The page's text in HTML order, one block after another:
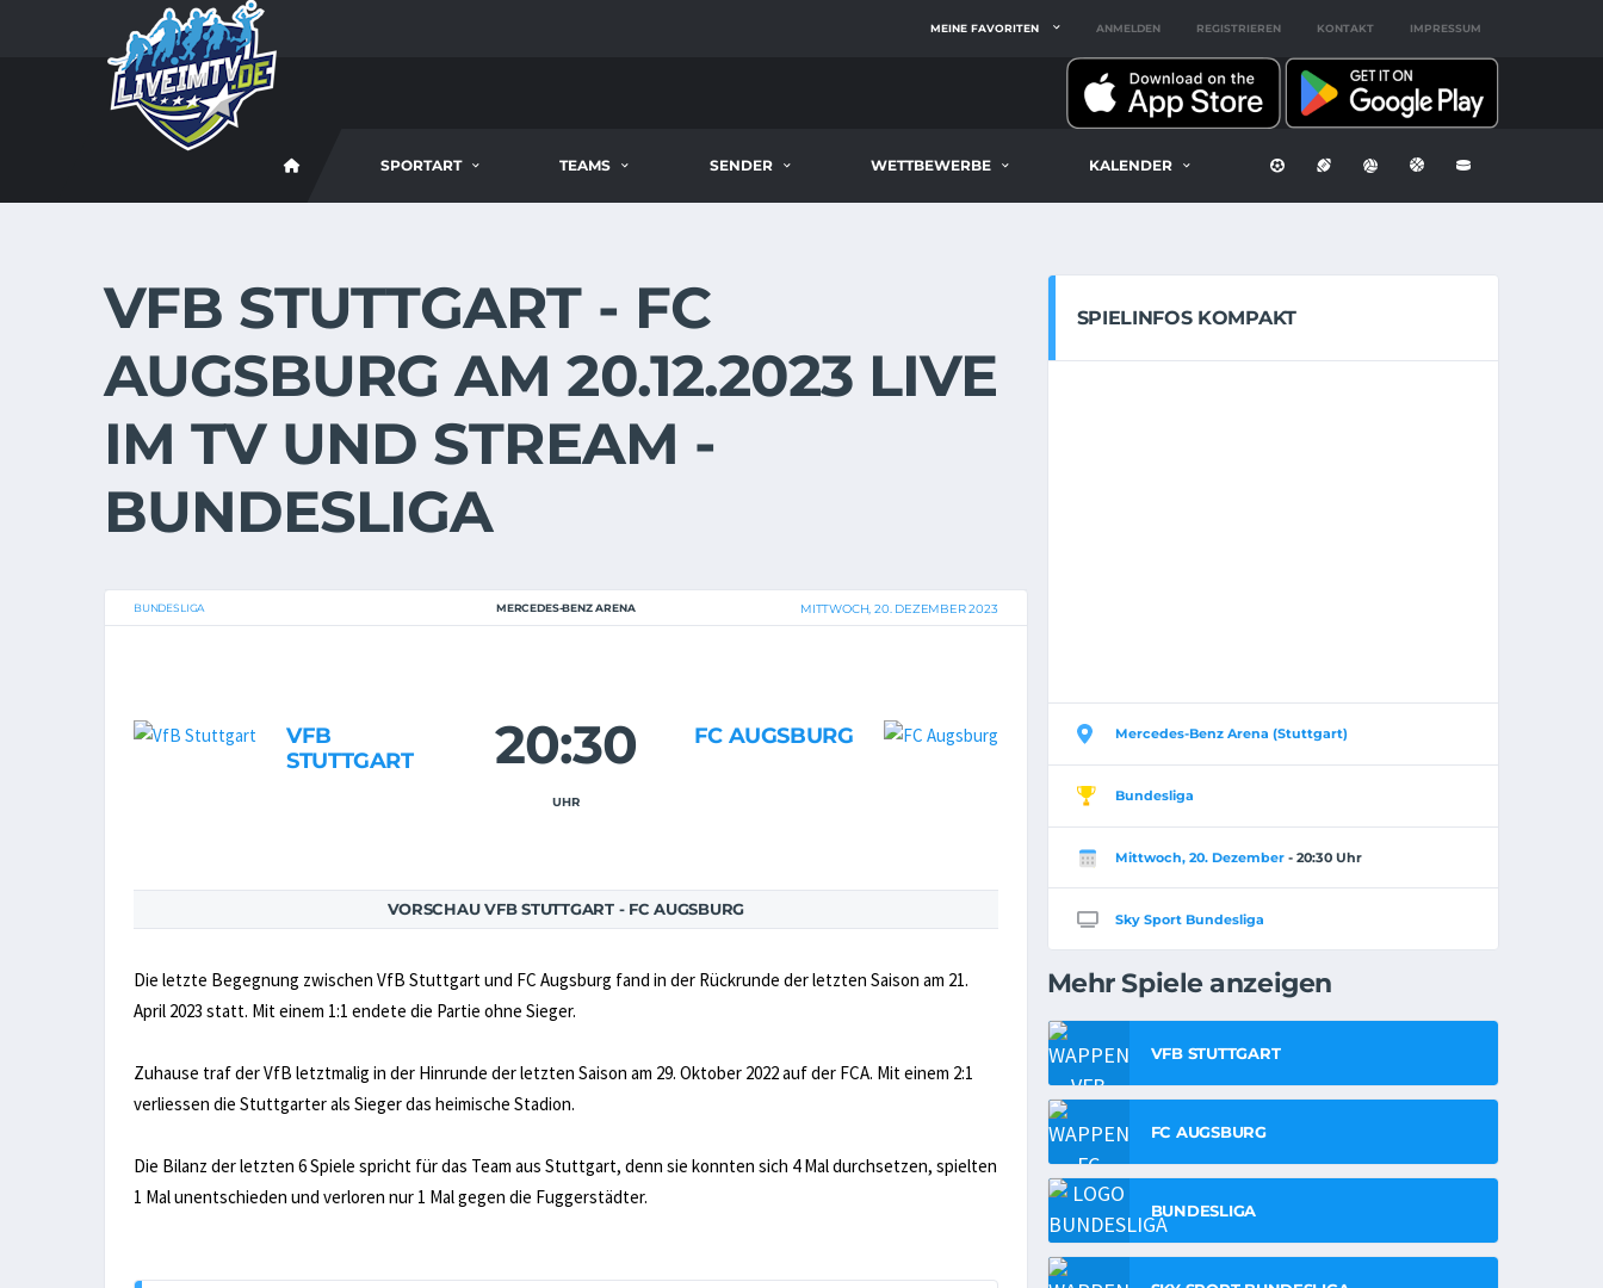
MEINE FAVORITEN ANMELDEN REGISTRIEREN KONTAKT IMPRESSUM
SPORTART TEAMS SENDER WETTBEWERBE KALENDER
VFB STUTTGART - FC
AUGSBURG AM 20.12.2023 LIVE
IM TV UND STREAM -
BUNDESLIGA
BUNDESLIGA MERCEDES-BENZ ARENA MITTWOCH, 20. DEZEMBER 2023
VFB
STUTTGART
20:30
UHR
FC AUGSBURG
VORSCHAU VFB STUTTGART - FC AUGSBURG
Die letzte Begegnung zwischen VfB Stuttgart und FC Augsburg fand in der Rückrunde der letzten Saison am 21.
April 2023 statt. Mit einem 1:1 endete die Partie ohne Sieger.
Zuhause traf der VfB letztmalig in der Hinrunde der letzten Saison am 29. Oktober 2022 auf der FCA. Mit einem 2:1
verliessen die Stuttgarter als Sieger das heimische Stadion.
Die Bilanz der letzten 6 Spiele spricht für das Team aus Stuttgart, denn sie konnten sich 4 Mal durchsetzen, spielten
1 Mal unentschieden und verloren nur 1 Mal gegen die Fuggerstädter.
SPIELINFOS KOMPAKT
Mercedes-Benz Arena (Stuttgart)
Bundesliga
Mittwoch, 20. Dezember- 20:30 Uhr
Sky Sport Bundesliga
Mehr Spiele anzeigen
VFB STUTTGART
FC AUGSBURG
BUNDESLIGA